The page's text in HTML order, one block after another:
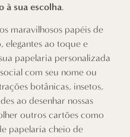
à sua escolha.
maravilhosos papéis de
ao toque e
papelaria personalizada
com seu nome ou
botânicas, insetos,
ao desenhar nossas
outros cartões como
papelaria cheio de